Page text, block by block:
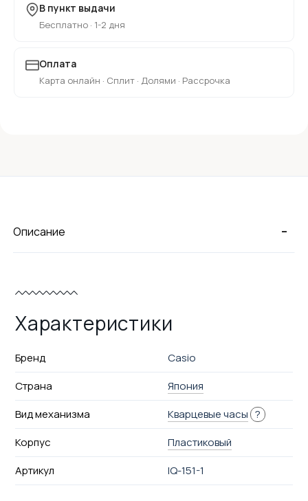
В пункт выдачи
Бесплатно · 1-2 дня
Оплата
Карта онлайн · Сплит · Долями · Рассрочка
-
Описание
Характеристики
Бренд
Casio
Страна
Япония
Вид механизма
Кварцевые часы ?
Корпус
Пластиковый
Артикул
IQ-151-1